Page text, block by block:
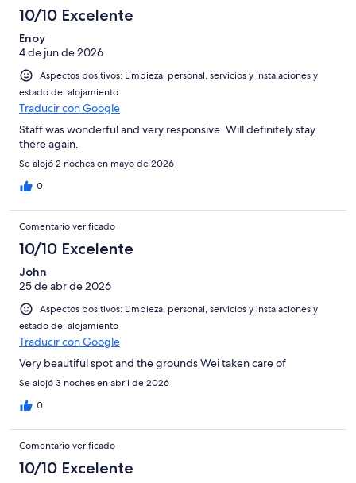
Normal
puntuación
Mediocre
una
puntuación
de
Horrible
10/10 Excelente
Enoy
4 de jun de 2026
Aspectos positivos: Limpieza, personal, servicios y instalaciones y
estado del alojamiento
Traducir con Google
Staff was wonderful and very responsive. Will definitely stay
there again.
Se alojó 2 noches en mayo de 2026
0
Comentario verificado
10/10 Excelente
John
25 de abr de 2026
Aspectos positivos: Limpieza, personal, servicios y instalaciones y
estado del alojamiento
Traducir con Google
Very beautiful spot and the grounds Wei taken care of
Se alojó 3 noches en abril de 2026
0
Comentario verificado
10/10 Excelente